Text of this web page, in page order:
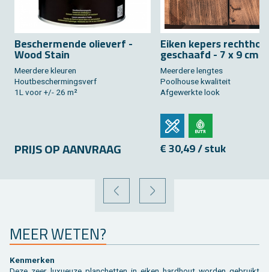
Be­scher­men­de olie­verf -
Wood Stain
Meer­de­re kleu­ren
Hout­be­scher­mings­verf
1L voor +/- 26 m²
PRIJS OP AAN­VRAAG
Eiken ke­pers
ge­schaafd - 7 x 9 cm
Meer­de­re leng­tes
Pool­hou­se kwa­li­teit
Af­ge­werk­te look
€ 30,49 / stuk
VORIGE VOLGENDE
MEER WETEN?
Ken­mer­ken